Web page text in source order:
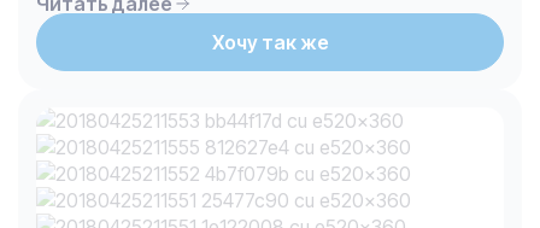
Хочу так же